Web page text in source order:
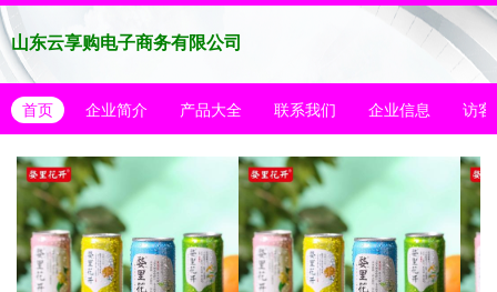
山东云享购电子商务有限公司
首页 企业简介 产品大全 联系我们 企业信息 访客